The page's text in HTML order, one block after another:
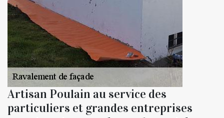
Artisan Poulain au service des
particuliers et grandes entreprises